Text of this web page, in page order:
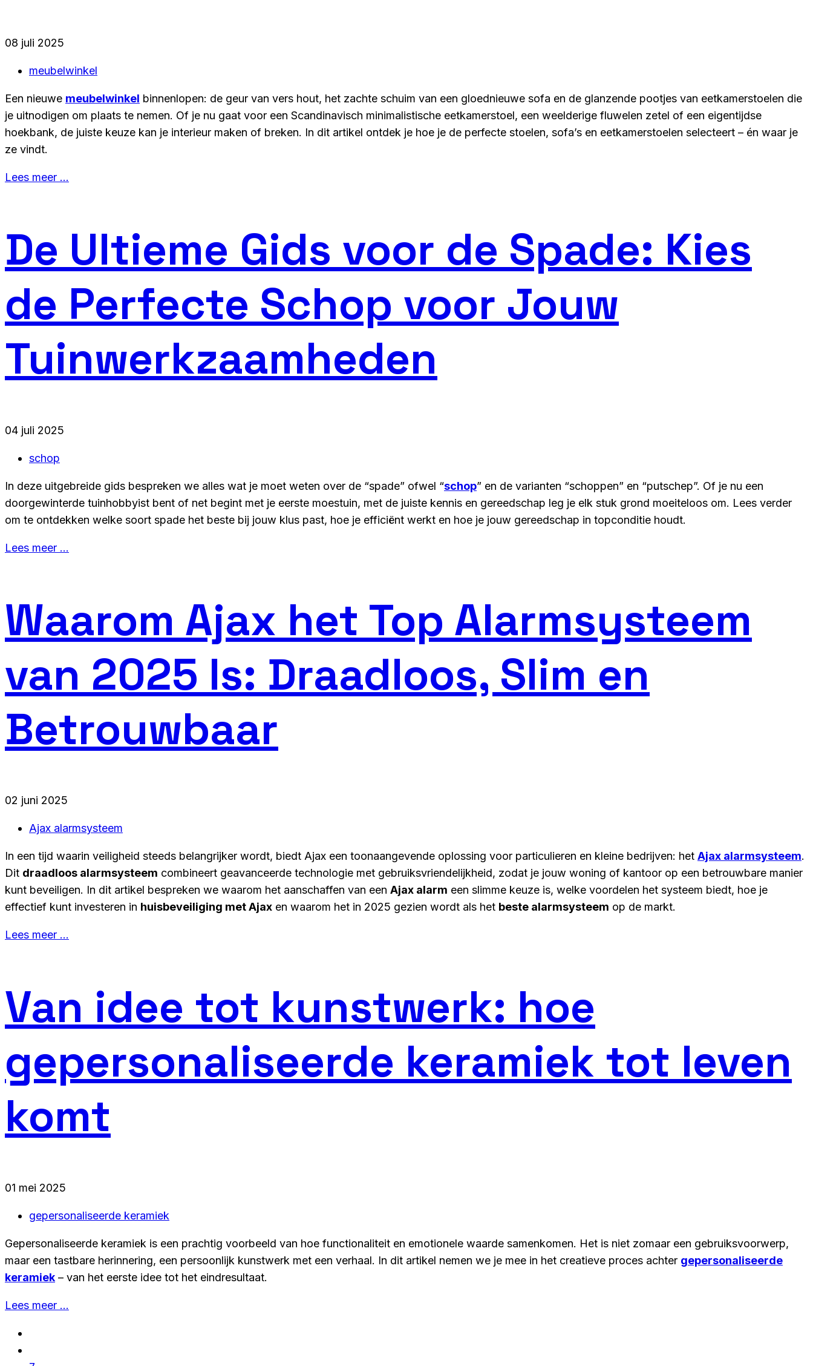
08 juli 2025
meubelwinkel
Een nieuwe meubelwinkel binnenlopen: de geur van vers hout, het zachte schuim van een gloednieuwe sofa en de glanzende pootjes van eetkamerstoelen die
je uitnodigen om plaats te nemen. Of je nu gaat voor een Scandinavisch minimalistische eetkamerstoel, een weelderige fluwelen zetel of een eigentijdse
hoekbank, de juiste keuze kan je interieur maken of breken. In dit artikel ontdek je hoe je de perfecte stoelen, sofa’s en eetkamerstoelen selecteert – én waar je
ze vindt.
Lees meer …
De Ultieme Gids voor de Spade: Kies
de Perfecte Schop voor Jouw
Tuinwerkzaamheden
04 juli 2025
schop
In deze uitgebreide gids bespreken we alles wat je moet weten over de “spade” ofwel “schop” en de varianten “schoppen” en “putschep”. Of je nu een
doorgewinterde tuinhobbyist bent of net begint met je eerste moestuin, met de juiste kennis en gereedschap leg je elk stuk grond moeiteloos om. Lees verder
om te ontdekken welke soort spade het beste bij jouw klus past, hoe je efficiënt werkt en hoe je jouw gereedschap in topconditie houdt.
Lees meer …
Waarom Ajax het Top Alarmsysteem
van 2025 Is: Draadloos, Slim en
Betrouwbaar
02 juni 2025
Ajax alarmsysteem
In een tijd waarin veiligheid steeds belangrijker wordt, biedt Ajax een toonaangevende oplossing voor particulieren en kleine bedrijven: het Ajax alarmsysteem.
Dit draadloos alarmsysteem combineert geavanceerde technologie met gebruiksvriendelijkheid, zodat je jouw woning of kantoor op een betrouwbare manier
kunt beveiligen. In dit artikel bespreken we waarom het aanschaffen van een Ajax alarm een slimme keuze is, welke voordelen het systeem biedt, hoe je
effectief kunt investeren in huisbeveiliging met Ajax en waarom het in 2025 gezien wordt als het beste alarmsysteem op de markt.
Lees meer …
Van idee tot kunstwerk: hoe
gepersonaliseerde keramiek tot leven
komt
01 mei 2025
gepersonaliseerde keramiek
Gepersonaliseerde keramiek is een prachtig voorbeeld van hoe functionaliteit en emotionele waarde samenkomen. Het is niet zomaar een gebruiksvoorwerp,
maar een tastbare herinnering, een persoonlijk kunstwerk met een verhaal. In dit artikel nemen we je mee in het creatieve proces achter gepersonaliseerde
keramiek – van het eerste idee tot het eindresultaat.
Lees meer …